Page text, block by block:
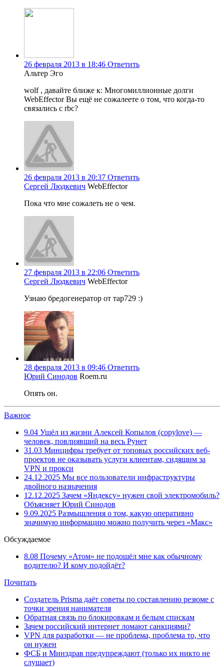
26 февраля 2013 в 18:46 Ответить
Альтер Эго
wolf , давайте ближе к: Многомиллионные долги
WebEffector Вы ещё не сожалеете о том, что когда-то
связались с rbc?
26 февраля 2013 в 20:37 Ответить
Сергей Людкевич WebEffector
Пока что мне сожалеть не о чем.
27 февраля 2013 в 22:06 Ответить
Сергей Людкевич WebEffector
Узнаю бредогенератор от тар729 :)
28 февраля 2013 в 09:46 Ответить
Юрий Синодов Roem.ru
Опять он.
Важное
9.04 Ушёл из жизни Алексей Копылов (copylove) —
человек, повлиявший на весь Рунет
31.03 Минцифры требует от топовых российских веб-
проектов не оказывать услуги клиентам, сидящим за
VPN и прокси
24.12.2025 Мы все пользователи инфраструктуры
двойного назначения
12.12.2025 Зачем «Яндексу» нужен свой электромобиль?
Объясняет Юрий Синодов
9.09.2025 Размышления о том, какую оперативно
значимую информацию можно получить через «Макс»
Обсуждаемое
8.08 Почему «Атом» не подошёл мне как обычному
водителю? И кому подойдёт?
Почитать
Создатель Prisma даёт советы по составлению резюме с
точки зрения нанимателя
Обратная связь по блокировкам и белым спискам
Зачем российский интернет ломают санкциями?
VPN для разработки — не проблема, проблема то, что
он нужен
ФСБ и Минздрав предупреждают (только их никто не
слушает)